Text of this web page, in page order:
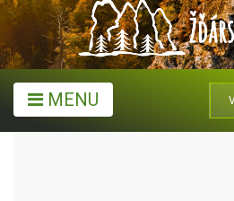
MENU